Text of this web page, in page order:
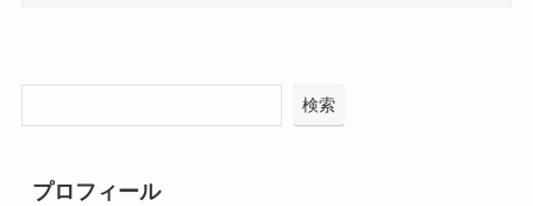
検索
プロフィール